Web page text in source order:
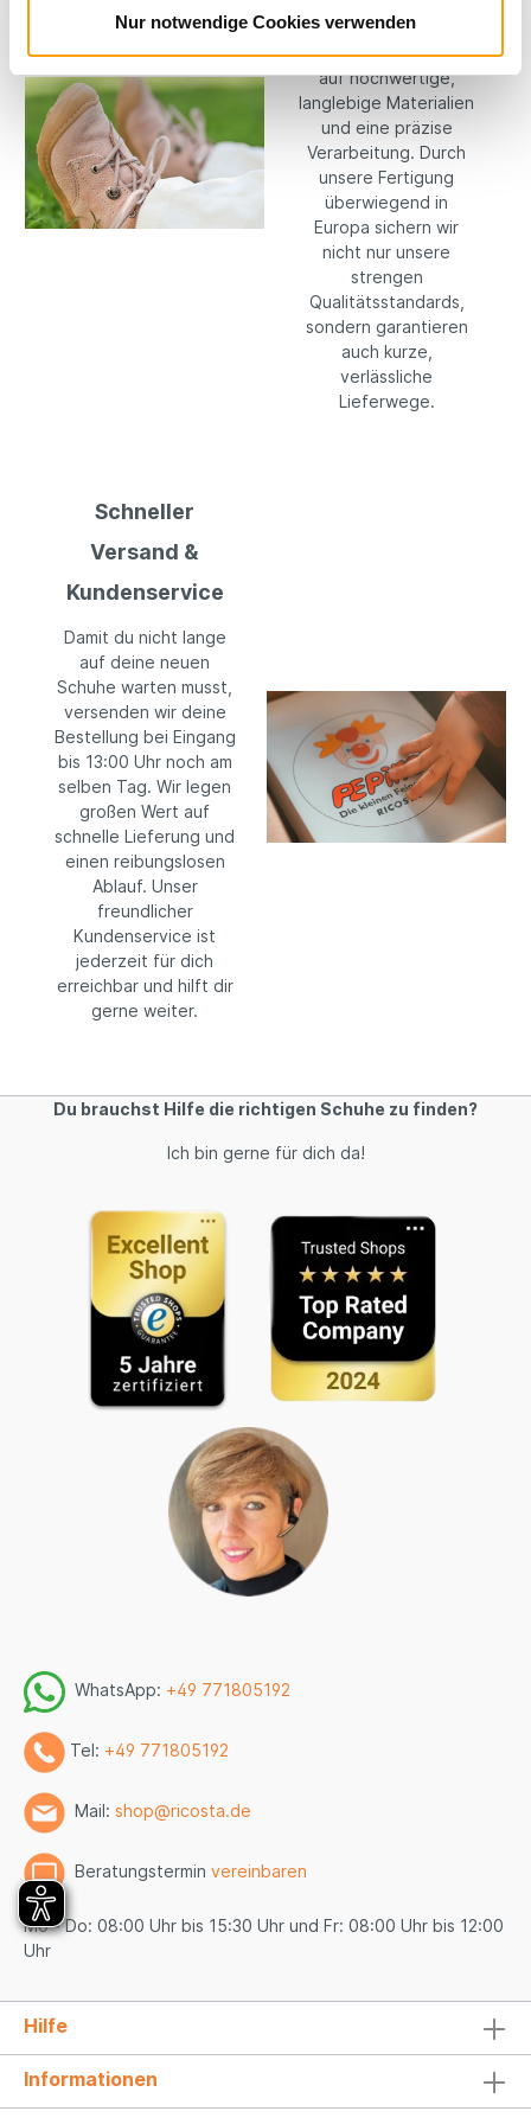
Nur notwendige Cookies verwenden
Kompromisse: Wir
setzen konsequent
auf hochwertige,
langlebige Materialien
und eine präzise
Verarbeitung. Durch
unsere Fertigung
überwiegend in
Europa sichern wir
nicht nur unsere
strengen
Qualitätsstandards,
sondern garantieren
auch kurze,
verlässliche
Lieferwege.
Schneller
Versand &
Kundenservice
Damit du nicht lange
auf deine neuen
Schuhe warten musst,
versenden wir deine
Bestellung bei Eingang
bis 13:00 Uhr noch am
selben Tag. Wir legen
großen Wert auf
schnelle Lieferung und
einen reibungslosen
Ablauf. Unser
freundlicher
Kundenservice ist
jederzeit für dich
erreichbar und hilft dir
gerne weiter.
Du brauchst Hilfe die richtigen Schuhe zu finden?
Ich bin gerne für dich da!
WhatsApp: +49 771805192
Tel: +49 771805192
Mail: shop@ricosta.de
Beratungstermin vereinbaren
Mo - Do: 08:00 Uhr bis 15:30 Uhr und Fr: 08:00 Uhr bis 12:00
Uhr
Hilfe
Informationen